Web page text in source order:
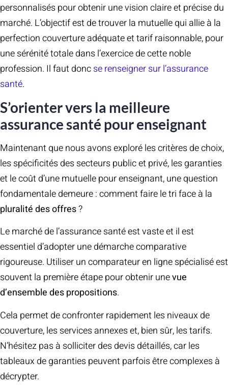
personnalisés pour obtenir une vision claire et précise du
marché. L’objectif est de trouver la mutuelle qui allie à la
perfection couverture adéquate et tarif raisonnable, pour
une sérénité totale dans l’exercice de cette noble
profession. Il faut doncse renseigner sur l’assurance
santé.
S’orienter vers la meilleure
assurance santé pour enseignant
Maintenant que nous avons exploré les critères de choix,
les spécificités des secteurs public et privé, les garanties
et le coût d’une mutuelle pour enseignant, une question
fondamentale demeure : comment faire le tri face à la
pluralité des offres?
Le marché de l’assurance santé est vaste et il est
essentiel d’adopter une démarche comparative
rigoureuse. Utiliser un comparateur en ligne spécialisé est
souvent la première étape pour obtenir unevue
d’ensemble des propositions.
Cela permet de confronter rapidement les niveaux de
couverture, les services annexes et, bien sûr, les tarifs.
N’hésitez pas à solliciter des devis détaillés, car les
tableaux de garanties peuvent parfois être complexes à
décrypter.